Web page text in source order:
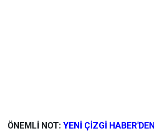
ÖNEMLİ NOT: YENİ ÇİZGİ HABER'DEN